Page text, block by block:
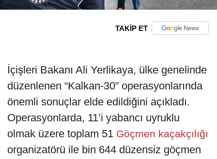
TAKİP ET
İçişleri Bakanı Ali Yerlikaya, ülke genelinde
düzenlenen “Kalkan-30” operasyonlarında
önemli sonuçlar elde edildiğini açıkladı.
Operasyonlarda, 11’i yabancı uyruklu
olmak üzere toplam 51 Göçmen kaçakçılığı
organizatörü ile bin 644 düzensiz göçmen